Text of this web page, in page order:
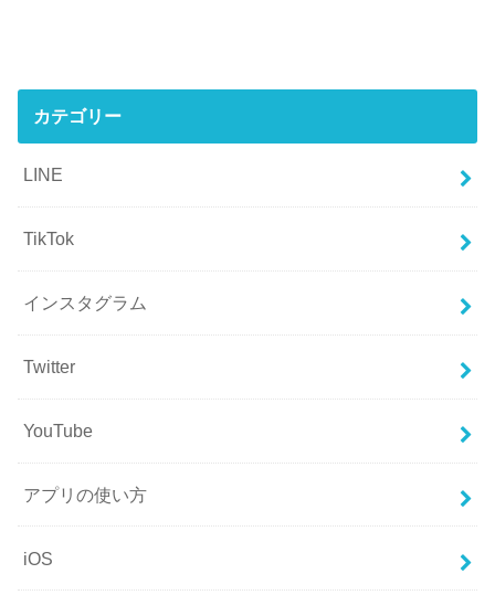
カテゴリー
LINE
TikTok
インスタグラム
Twitter
YouTube
アプリの使い方
iOS